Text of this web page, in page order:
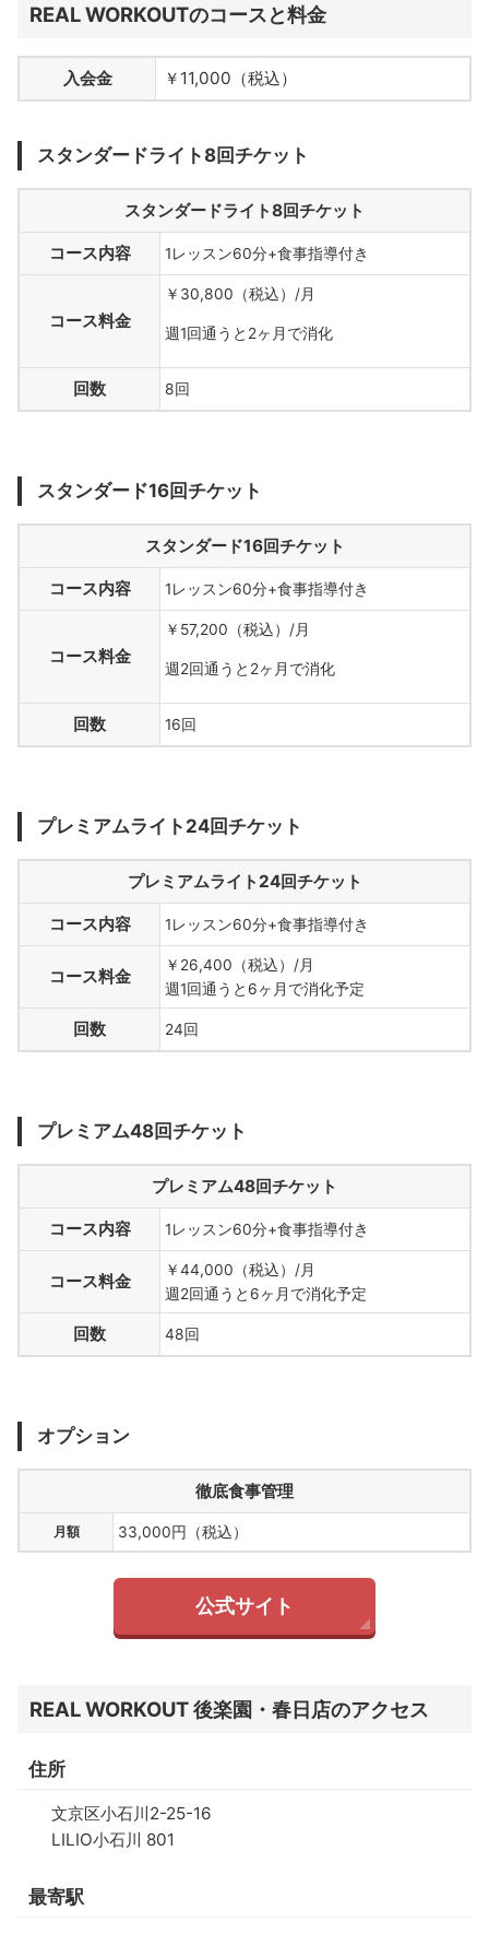
REAL WORKOUTのコースと料金
入会金 ￥11,000（税込）
スタンダードライト8回チケット
スタンダードライト8回チケット
コース内容 1レッスン60分+食事指導付き
コース料金
￥30,800（税込）/月
週1回通うと2ヶ月で消化
回数 8回
スタンダード16回チケット
スタンダード16回チケット
コース内容 1レッスン60分+食事指導付き
コース料金
￥57,200（税込）/月
週2回通うと2ヶ月で消化
回数 16回
プレミアムライト24回チケット
プレミアムライト24回チケット
コース内容 1レッスン60分+食事指導付き
コース料金
￥26,400（税込）/月
週1回通うと6ヶ月で消化予定
回数 24回
プレミアム48回チケット
プレミアム48回チケット
コース内容 1レッスン60分+食事指導付き
コース料金
￥44,000（税込）/月
週2回通うと6ヶ月で消化予定
回数 48回
オプション
徹底食事管理
月額 33,000円（税込）
公式サイト
REAL WORKOUT 後楽園・春日店のアクセス
住所
文京区小石川2-25-16
LILIO小石川 801
最寄駅